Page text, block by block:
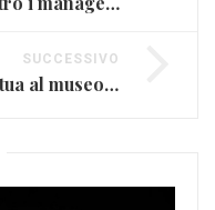
SUCCESSIVO
Nicki Minaj, la sua statua al museo delle cere scatena la fantasia dei visitatori